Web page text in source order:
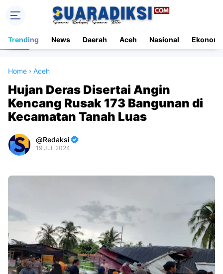
Trending News Daerah Aceh Nasional Ekonomi
Home › Aceh
Hujan Deras Disertai Angin
Kencang Rusak 173 Bangunan di
Kecamatan Tanah Luas
Redaksi
19 Juli 2024
By
With
Shroff
Templates